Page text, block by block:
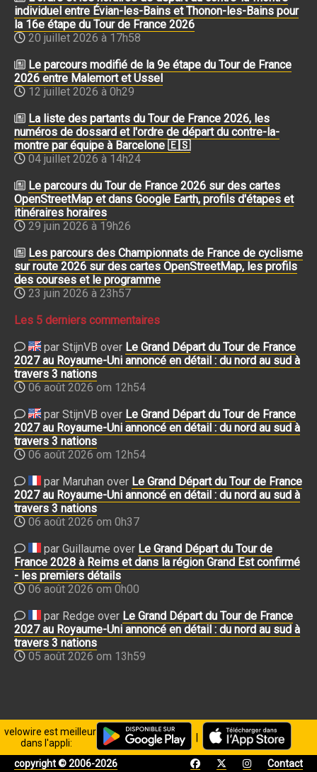
velowire est meilleur
dans l'appli:
individuel entre Évian-les-Bains et Thonon-les-Bains pour
la 16e étape du Tour de France 2026
20 juillet 2026 à 17h58
Le parcours modifié de la 9e étape du Tour de France
2026 entre Malemort et Ussel
12 juillet 2026 à 0h29
La liste des partants du Tour de France 2026, les
numéros de dossard et l'ordre de départ du contre-la-
montre par équipe à Barcelone 🇪🇸
04 juillet 2026 à 14h24
Le parcours du Tour de France 2026 sur des cartes
OpenStreetMap et dans Google Earth, profils d'étapes et
itinéraires horaires
29 juin 2026 à 19h26
Les parcours des Championnats de France de cyclisme
sur route 2026 sur des cartes OpenStreetMap, les profils
des courses et le programme
23 juin 2026 à 23h57
Les 5 derniers commentaires
par StijnVB over Le Grand Départ du Tour de France
2027 au Royaume-Uni annoncé en détail : du nord au sud à
travers 3 nations
06 août 2026 om 12h54
par StijnVB over Le Grand Départ du Tour de France
2027 au Royaume-Uni annoncé en détail : du nord au sud à
travers 3 nations
06 août 2026 om 12h54
par Maruhan over Le Grand Départ du Tour de France
2027 au Royaume-Uni annoncé en détail : du nord au sud à
travers 3 nations
06 août 2026 om 0h37
par Guillaume over Le Grand Départ du Tour de
France 2028 à Reims et dans la région Grand Est confirmé
- les premiers détails
06 août 2026 om 0h00
par Redge over Le Grand Départ du Tour de France
2027 au Royaume-Uni annoncé en détail : du nord au sud à
travers 3 nations
05 août 2026 om 13h59
copyright © 2006-2026 Contact